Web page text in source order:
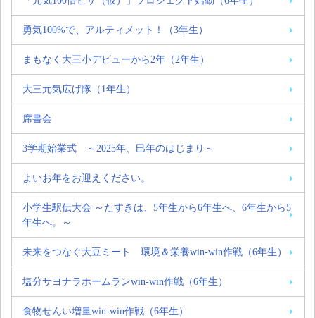
勇気100%で、アルティメット！（3年生）
まもなく大三小デビューから2年（2年生）
大三元気広げ隊（1年生）
席書会
3学期始業式 ～2025年、巳年のはじまり～
よいお年をお迎えください。
小学生駅伝大会 ～たすきは、5年生から6年生へ、6年生から5
年生へ。～
未来をつなぐ大豆ミート 環境＆栄養win-win作戦（6年生）
塩分サヨナラホームランwin-win作戦（6年生）
食物せんい増量win-win作戦（6年生）